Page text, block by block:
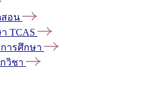
สอน
TCAS
ารศึกษา
วิชา